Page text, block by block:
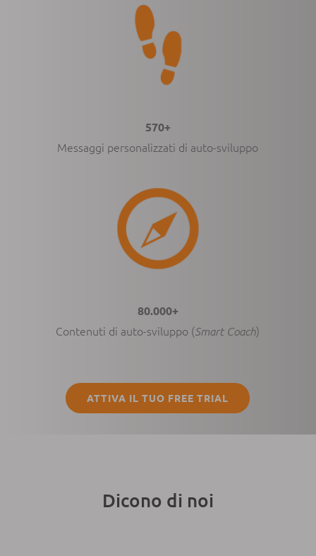
570+
Messaggi personalizzati di auto-sviluppo
80.000+
Contenuti di auto-sviluppo (Smart Coach)
ATTIVA IL TUO FREE TRIAL
Dicono di noi